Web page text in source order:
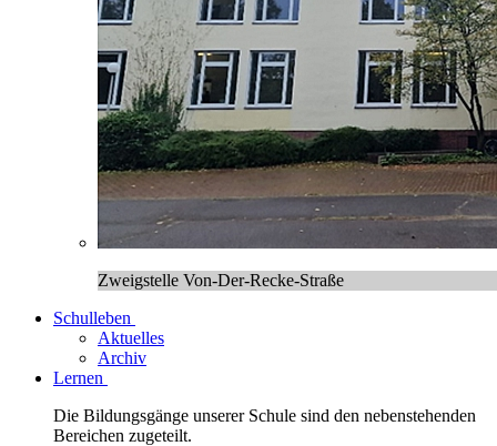
Zweigstelle Von-Der-Recke-Straße
Schulleben
Aktuelles
Archiv
Lernen
Die Bildungsgänge unserer Schule sind den nebenstehenden
Bereichen zugeteilt.